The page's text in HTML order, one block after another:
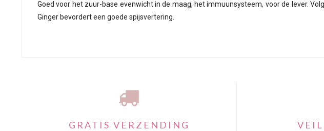
Goed voor het zuur-base evenwicht in de maag, het immuunsysteem, voor de lever.
Ginger bevordert een goede spijsvertering.
GRATIS VERZENDING